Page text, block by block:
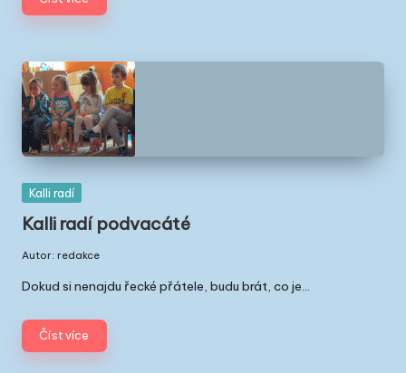
v
Ř
e
c
k
u
|
Č
e
ši
Posted
Kalli radí
Kalli radí podvacáté
by
Autor: redakce
Dokud si nenajdu řecké přátele, budu brát, co je…
Číst více